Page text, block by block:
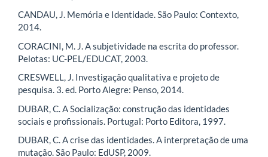
CANDAU, J. Memória e Identidade. São Paulo: Contexto,
2014.
CORACINI, M. J. A subjetividade na escrita do professor.
Pelotas: UC-PEL/EDUCAT, 2003.
CRESWELL, J. Investigação qualitativa e projeto de
pesquisa. 3. ed. Porto Alegre: Penso, 2014.
DUBAR, C. A Socialização: construção das identidades
sociais e profissionais. Portugal: Porto Editora, 1997.
DUBAR, C. A crise das identidades. A interpretação de uma
mutação. São Paulo: EdUSP, 2009.